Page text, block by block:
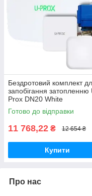
Бездротовий комплект
запобігання затопленню
Prox DN20 White
Готово до відправки
11 768,22 ₴ 12 654 ₴
Купити
Про нас